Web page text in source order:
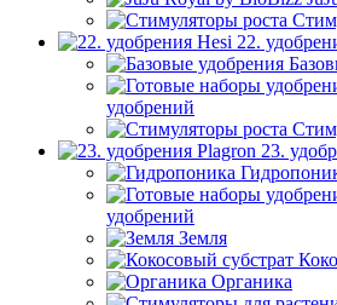
22.
удобрений
23.
удобрений
Земля
Органика